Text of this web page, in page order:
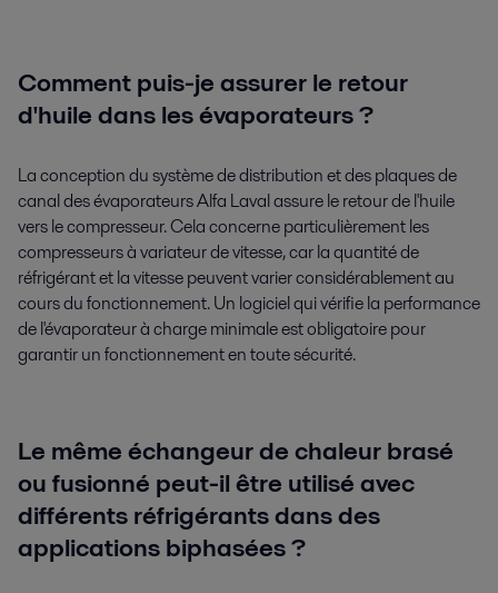
Comment puis-je assurer le retour
d'huile dans les évaporateurs ?
La conception du système de distribution et des plaques de
canal des évaporateurs Alfa Laval assure le retour de l'huile
vers le compresseur. Cela concerne particulièrement les
compresseurs à variateur de vitesse, car la quantité de
réfrigérant et la vitesse peuvent varier considérablement au
cours du fonctionnement. Un logiciel qui vérifie la performance
de l'évaporateur à charge minimale est obligatoire pour
garantir un fonctionnement en toute sécurité.
Le même échangeur de chaleur brasé
ou fusionné peut-il être utilisé avec
différents réfrigérants dans des
applications biphasées ?